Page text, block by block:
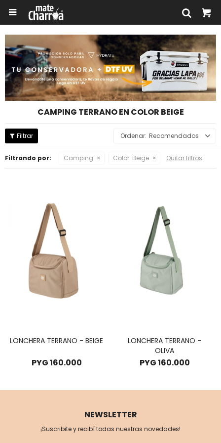

CAMPING TERRANO EN COLOR BEIGE
Recomendados
Filtrando por: Camping Color: Beige Quitar filtros
LONCHERA TERRANO - BEIGE
PYG160.000
LONCHERA TERRANO -
OLIVA
PYG160.000
NEWSLETTER
¡Suscribite y recibí todas nuestras novedades!